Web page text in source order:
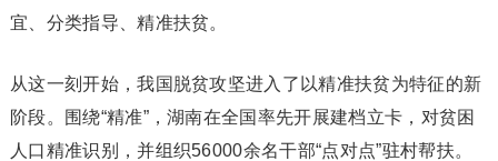
宜、分类指导、精准扶贫。
从这一刻开始，我国脱贫攻坚进入了以精准扶贫为特征的新
阶段。围绕“精准”，湖南在全国率先开展建档立卡，对贫困
人口精准识别，并组织56000余名干部“点对点”驻村帮扶。